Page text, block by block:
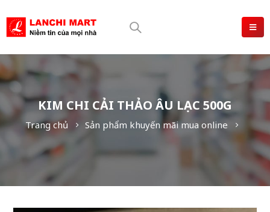
KIM CHI CẢI THẢO ÂU LẠC 500G
Trang chủ Sản phẩm khuyến mãi mua online